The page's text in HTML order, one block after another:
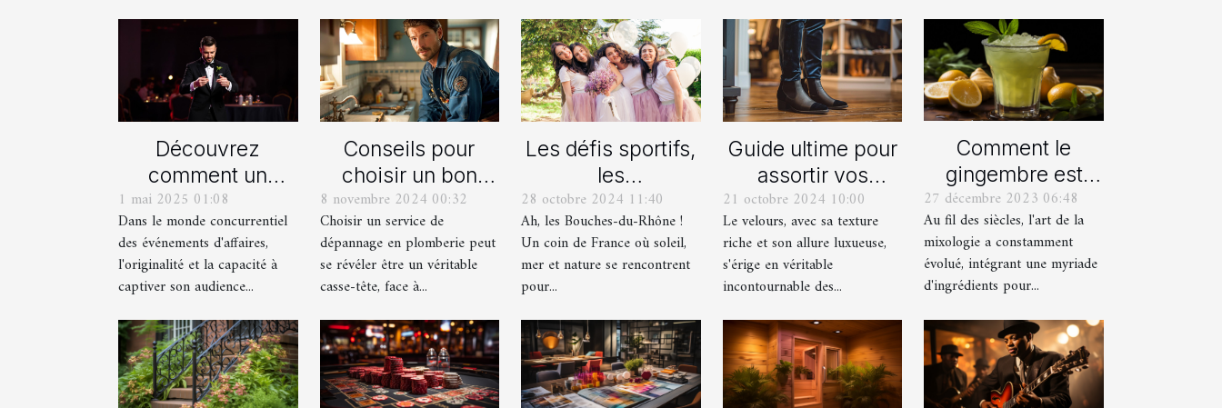
Découvrez
comment un
spectacle de
magie transforme
les événements
professionnels
1 mai 2025 01:08
Dans le monde concurrentiel
des événements d'affaires,
l'originalité et la capacité à
captiver son audience...
Conseils pour
choisir un bon
service de
dépannage en
plomberie
8 novembre 2024 00:32
Choisir un service de
dépannage en plomberie peut
se révéler être un véritable
casse-tête, face à...
Les défis sportifs,
les
incontournables
de toute
organisation d’EVG
et EVJF dans les
Rhône
28 octobre 2024 11:40
Ah, les Bouches-du-Rhône !
Un coin de France où soleil,
mer et nature se rencontrent
pour...
Guide ultime pour
assortir vos
chaussures avec
des pantalons en
velours
21 octobre 2024 10:00
Le velours, avec sa texture
riche et son allure luxueuse,
s'érige en véritable
incontournable des...
Comment le
gingembre est
devenu un
ingrédient clé
dans la mixologie
moderne
27 décembre 2023 06:48
Au fil des siècles, l'art de la
mixologie a constamment
évolué, intégrant une myriade
d'ingrédients pour...